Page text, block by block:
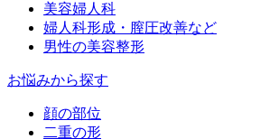
美容婦人科
婦人科形成・膣圧改善など
男性の美容整形
お悩みから探す
顔の部位
二重の形